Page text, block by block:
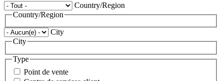
Country/Region
Country/Region
City
City
Type
Point de vente